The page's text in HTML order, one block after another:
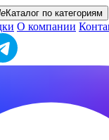
Каталог по категориям
О компании